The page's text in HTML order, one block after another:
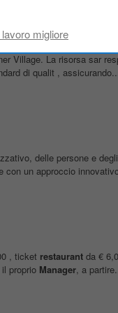
Village. La risorsa sar
di qualit ,
delle persone e
con un approccio
, ticket restaurantda €
proprio Manager, a